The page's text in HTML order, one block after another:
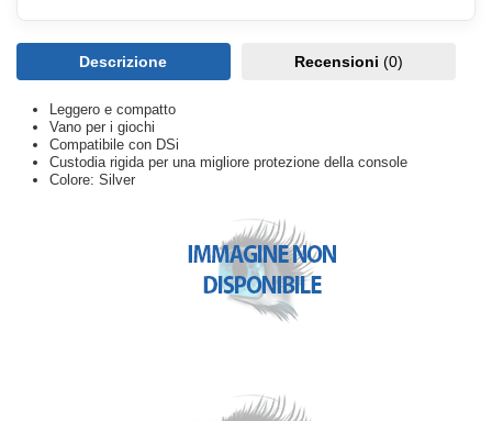
Descrizione Recensioni (0)
Leggero e compatto
Vano per i giochi
Compatibile con DSi
Custodia rigida per una migliore protezione della console
Colore: Silver